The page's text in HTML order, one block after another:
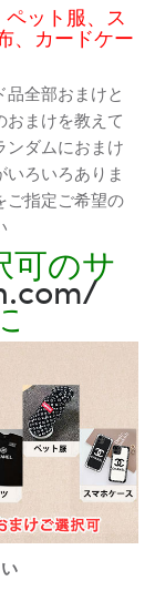
ット服、ス
、カードケー
全部おまけと
おまけを教えて
ンダムにおまけ
ろいろありま
ご指定ご希望の
可のサ